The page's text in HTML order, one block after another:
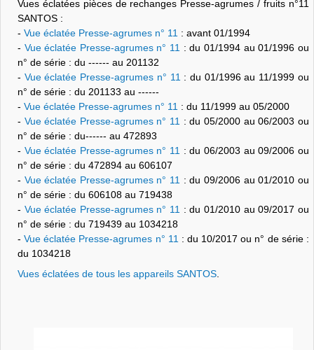
Vues éclatées pièces de rechanges Presse-agrumes / fruits n°11
SANTOS :
- Vue éclatée Presse-agrumes n° 11 : avant 01/1994
- Vue éclatée Presse-agrumes n° 11 : du 01/1994 au 01/1996 ou
n° de série : du ------ au 201132
- Vue éclatée Presse-agrumes n° 11 : du 01/1996 au 11/1999 ou
n° de série : du 201133 au ------
- Vue éclatée Presse-agrumes n° 11 : du 11/1999 au 05/2000
- Vue éclatée Presse-agrumes n° 11 : du 05/2000 au 06/2003 ou
n° de série : du------ au 472893
- Vue éclatée Presse-agrumes n° 11 : du 06/2003 au 09/2006 ou
n° de série : du 472894 au 606107
- Vue éclatée Presse-agrumes n° 11 : du 09/2006 au 01/2010 ou
n° de série : du 606108 au 719438
- Vue éclatée Presse-agrumes n° 11 : du 01/2010 au 09/2017 ou
n° de série : du 719439 au 1034218
-Vue éclatée Presse-agrumes n° 11 : du 10/2017 ou n° de série :
du 1034218
Vues éclatées de tous les appareils SANTOS.